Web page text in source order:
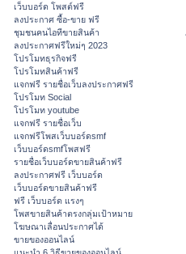
เว็บบอร์ด โพสต์ฟรี
ลงประกาศ ซื้อ-ขาย ฟรี
ชุมชนคนไอทีขายสินค้า
ลงประกาศฟรีใหม่ๆ 2023
โปรโมทธุรกิจฟรี
โปรโมทสินค้าฟรี
แจกฟรี รายชื่อเว็บลงประกาศฟรี
โปรโมท Social
โปรโมท youtube
แจกฟรี รายชื่อเว็บ
แจกฟรีโพสเว็บบอร์ดsmf
เว็บบอร์ดsmfโพสฟรี
รายชื่อเว็บบอร์ดขายสินค้าฟรี
ลงประกาศฟรี เว็บบอร์ด
เว็บบอร์ดขายสินค้าฟรี
ฟรี เว็บบอร์ด แรงๆ
โพสขายสินค้าตรงกลุ่มเป้าหมาย
โฆษณาเลื่อนประกาศได้
ขายของออนไลน์